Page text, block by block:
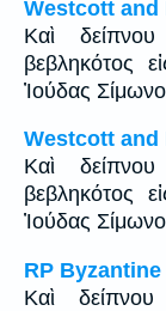
Westcott and
Καὶ
βεβληκότος
Ἰούδας
Westcott and
Καὶ
βεβληκότος
Ἰούδας
RP
Καὶ